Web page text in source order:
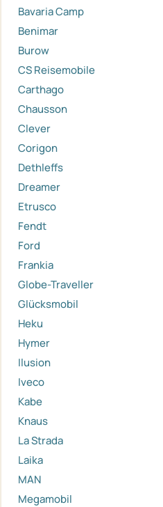
Bavaria Camp
Benimar
Burow
CS Reisemobile
Carthago
Chausson
Clever
Corigon
Dethleffs
Dreamer
Etrusco
Fendt
Ford
Frankia
Globe-Traveller
Glücksmobil
Heku
Hymer
Ilusion
Iveco
Kabe
Knaus
La Strada
Laika
MAN
Megamobil